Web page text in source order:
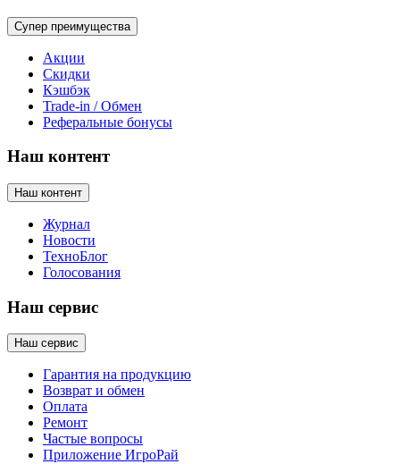
Супер преимущества
Акции
Скидки
Кэшбэк
Trade-in / Обмен
Реферальные бонусы
Наш контент
Наш контент
Журнал
Новости
ТехноБлог
Голосования
Наш сервис
Наш сервис
Гарантия на продукцию
Возврат и обмен
Оплата
Ремонт
Частые вопросы
Приложение ИгроРай